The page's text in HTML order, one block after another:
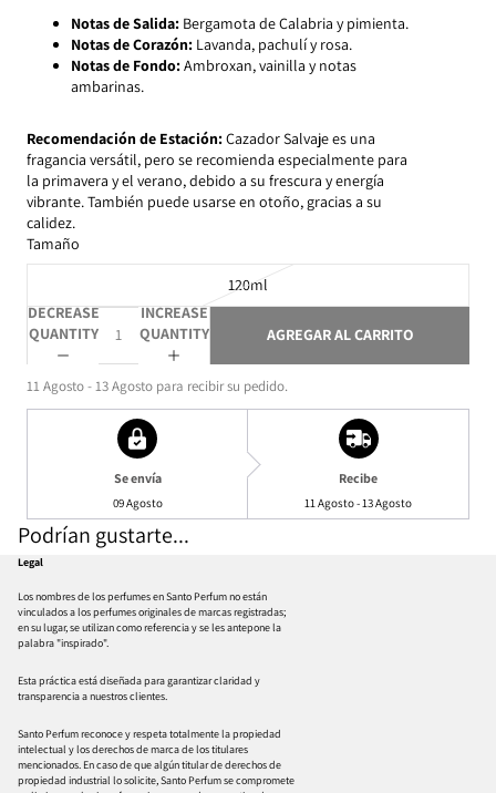
Notas de Salida: Bergamota de Calabria y pimienta.
Notas de Corazón: Lavanda, pachulí y rosa.
Notas de Fondo:Ambroxan, vainilla y notas
ambarinas.
Recomendación de Estación:Cazador Salvaje es una
fragancia versátil, pero se recomienda especialmente para
la primavera y el verano, debido a su frescura y energía
vibrante. También puede usarse en otoño, gracias a su
calidez.
Tamaño
120ml
DECREASE
QUANTITY
INCREASE
QUANTITY
AGREGAR AL CARRITO
11 Agosto - 13 Agosto para recibir su pedido.
Se envía
09 Agosto
Recibe
11 Agosto - 13 Agosto
Podrían gustarte...
Legal
Los nombres de los perfumes en Santo Perfum no están
vinculados a los perfumes originales de marcas registradas;
en su lugar, se utilizan como referencia y se les antepone la
palabra "inspirado".
Esta práctica está diseñada para garantizar claridad y
transparencia a nuestros clientes.
Santo Perfum reconoce y respeta totalmente la propiedad
intelectual y los derechos de marca de los titulares
mencionados. En caso de que algún titular de derechos de
propiedad industrial lo solicite, Santo Perfum se compromete